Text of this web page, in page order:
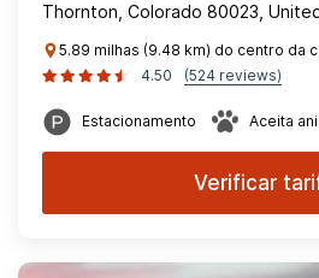
Thornton, Colorado 80023,
5.89 milhas (9.48 km) do centro da
4.50
(524 reviews)
Estacionamento Aceita
Verificar